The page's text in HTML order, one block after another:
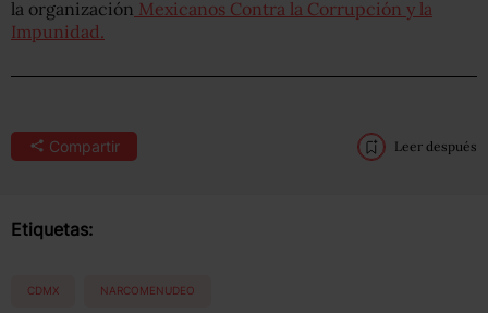
la organización Mexicanos Contra la Corrupción y la
Impunidad.
Compartir Leer después
Etiquetas:
CDMX NARCOMENUDEO